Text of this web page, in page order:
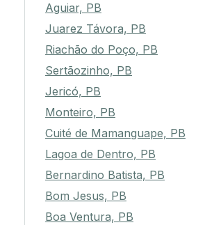
Aguiar, PB
Juarez Távora, PB
Riachão do Poço, PB
Sertãozinho, PB
Jericó, PB
Monteiro, PB
Cuité de Mamanguape, PB
Lagoa de Dentro, PB
Bernardino Batista, PB
Bom Jesus, PB
Boa Ventura, PB